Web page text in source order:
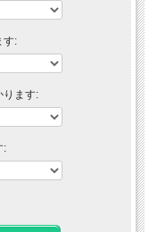
す:
ります:
: